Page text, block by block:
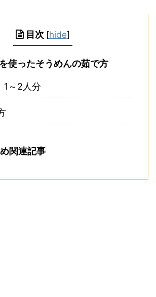
目次 [hide]
使ったそうめんの茹で方
～2人分
関連記事